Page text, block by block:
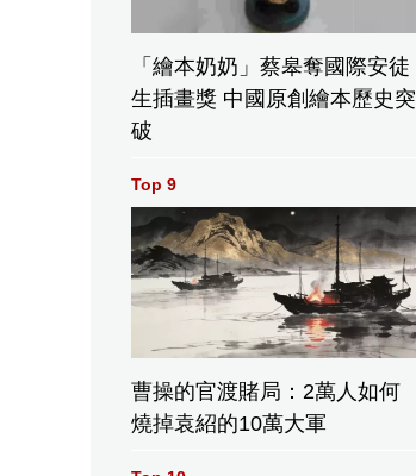
「繪本奶奶」蔡皋奪國際安徒
生插畫獎 中國原創繪本歷史突
破
Top 9
曹操的官渡賭局：2萬人如何
燒掉袁紹的10萬大軍